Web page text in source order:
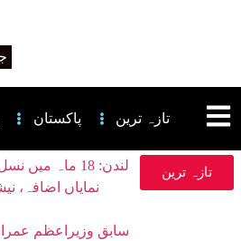
پاکستان تازہ ترین
تازہ ترین
لندن: 18 ماہ
نمایاں اضافہ،
سابق وزیراعظم